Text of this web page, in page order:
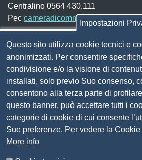
Centralino 0564 430.111
Pec
Codice fiscale e Partita Iva:
Codice univoco fatturazione
Pagare con PagoPA
Seguici su
Sito web
Amministrazione trasparente
Impostazioni
Questo sito utilizza cookie tecnici e
anonimizzati. Per consentire
condivisione e/o la visione di
installati, solo previo Suo consenso,
consentono alla terza parte di
questo banner, può accettare tutti i
categorie di cookie di cui consente
Sue preferenze. Per vedere la
More info